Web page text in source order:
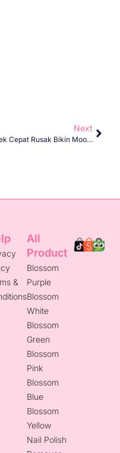
Next
Kutek Cepat Rusak Bikin Mood Drop? Ini Solusinya!
&
All
Product
Blossom
Purple
Blossom
White
Blossom
Green
Blossom
Pink
Blossom
Blue
Blossom
Yellow
Nail Polish